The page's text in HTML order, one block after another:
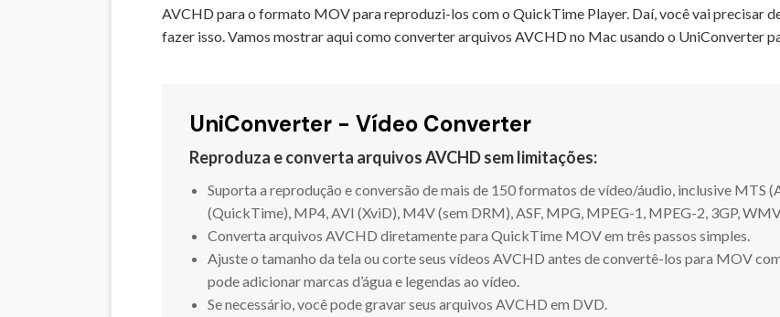
AVCHD para o formato MOV para reproduzi-los com o QuickTime Player. Daí, você vai precisar
fazer isso. Vamos mostrar aqui como converter arquivos AVCHD no Mac usando o UniConverter
UniConverter - Vídeo Converter
Reproduza e converta arquivos AVCHD sem limitações:
Suporta a reprodução e conversão de mais de 150 formatos de vídeo/áudio, inclusive MTS
(QuickTime), MP4, AVI (XviD), M4V (sem DRM), ASF, MPG, MPEG-1, MPEG-2, 3GP,
Converta arquivos AVCHD diretamente para QuickTime MOV em três passos simples.
Ajuste o tamanho da tela ou corte seus vídeos AVCHD antes de convertê-los para MOV
pode adicionar marcas d’água e legendas ao vídeo.
Se necessário, você pode gravar seus arquivos AVCHD em DVD.